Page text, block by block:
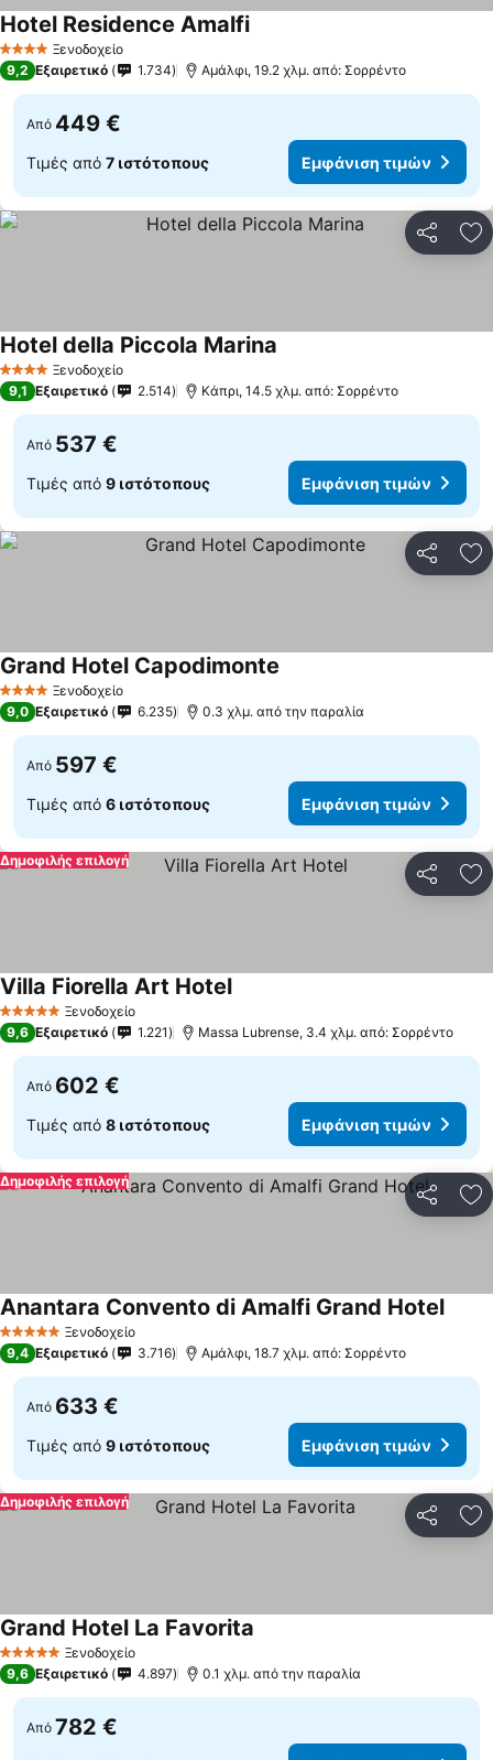
4 ΑστέριαΞενοδοχείο
Hotel Residence AmalfiΕμφάνιση τιμών
9,2 Εξαιρετικό 1.734 Αμάλφι, 19.2 χλμ. από: Σορρέντο
Από 449 €
Τιμές από 7 ιστότοπους Εμφάνιση τιμών
4 ΑστέριαΞενοδοχείο
Hotel della Piccola Marina
9,1 Εξαιρετικό 2.514 Κάπρι, 14.5 χλμ. από: Σορρέντο
Από 537 €
Τιμές από 9 ιστότοπους Εμφάνιση τιμών
4 ΑστέριαΞενοδοχείο
Grand Hotel Capodimonte
9,0 Εξαιρετικό 6.235 0.3 χλμ. από την παραλία
Από 597 €
Τιμές από 6 ιστότοπους Εμφάνιση τιμών
Δημοφιλής επιλογή
5 Αστέρια Ξενοδοχείο
Villa Fiorella Art HotelΕμφάνιση τιμών
9,6 Εξαιρετικό 1.221 Massa Lubrense, 3.4 χλμ. από: Σορρέντο
Από 602 €
Τιμές από 8 ιστότοπους Εμφάνιση τιμών
Δημοφιλής επιλογή
5 Αστέρια Ξενοδοχείο
Anantara Convento di Amalfi Grand Hotel
9,4 Εξαιρετικό 3.716 Αμάλφι, 18.7 χλμ. από: Σορρέντο
Από 633 €
Τιμές από 9 ιστότοπους Εμφάνιση τιμών
Δημοφιλής επιλογή
5 Αστέρια Ξενοδοχείο
Grand Hotel La Favorita
9,6 Εξαιρετικό 4.897 0.1 χλμ. από την παραλία
Από 782 €